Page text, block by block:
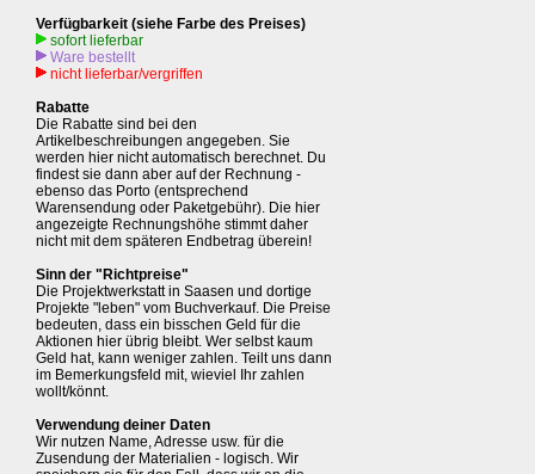
Verfügbarkeit (siehe Farbe des Preises)
sofort lieferbar
Ware bestellt
nicht lieferbar/vergriffen
Rabatte
Die Rabatte sind bei den
Artikelbeschreibungen angegeben. Sie
werden hier nicht automatisch berechnet. Du
findest sie dann aber auf der Rechnung -
ebenso das Porto (entsprechend
Warensendung oder Paketgebühr). Die hier
angezeigte Rechnungshöhe stimmt daher
nicht mit dem späteren Endbetrag überein!
Sinn der "Richtpreise"
Die Projektwerkstatt in Saasen und dortige
Projekte "leben" vom Buchverkauf. Die Preise
bedeuten, dass ein bisschen Geld für die
Aktionen hier übrig bleibt. Wer selbst kaum
Geld hat, kann weniger zahlen. Teilt uns dann
im Bemerkungsfeld mit, wieviel Ihr zahlen
wollt/könnt.
Verwendung deiner Daten
Wir nutzen Name, Adresse usw. für die
Zusendung der Materialien - logisch. Wir